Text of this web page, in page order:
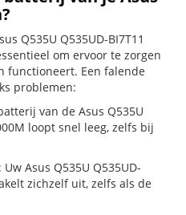
Q535U Q535UD-BI7T11
om ervoor te zorgen
functioneert. Een falende
problemen:
van de Asus Q535U
loopt snel leeg, zelfs bij
Asus Q535U Q535UD-
zichzelf uit, zelfs als de